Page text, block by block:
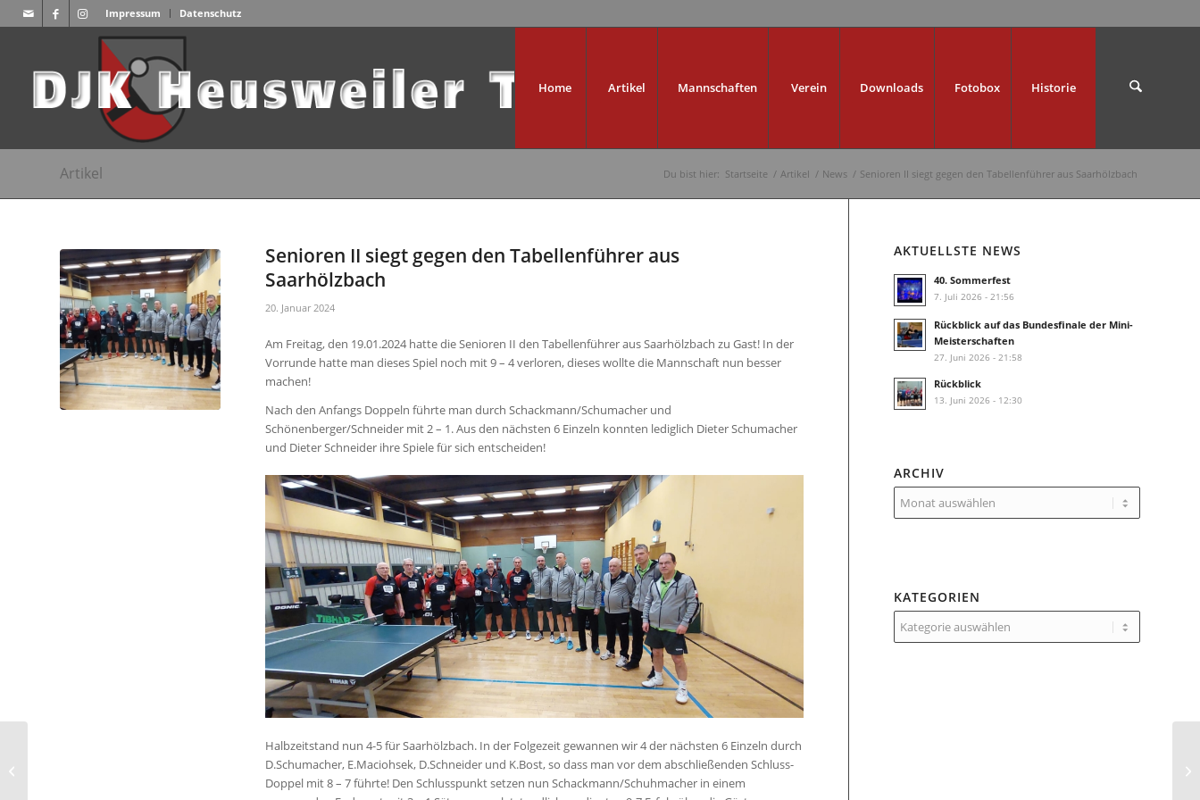
Impressum Datenschutz
Home Artikel Mannschaften Verein Downloads Fotobox Historie
Artikel Du bist hier: Startseite / Artikel / News / Senioren II siegt gegen den Tabellenführer aus Saarhölzbach
Senioren II siegt gegen den Tabellenführer aus
Saarhölzbach
20. Januar 2024
Am Freitag, den 19.01.2024 hatte die Senioren II den Tabellenführer aus Saarhölzbach zu Gast! In der
Vorrunde hatte man dieses Spiel noch mit 9 – 4 verloren, dieses wollte die Mannschaft nun besser
machen!
Nach den Anfangs Doppeln führte man durch Schackmann/Schumacher und
Schönenberger/Schneider mit 2 – 1. Aus den nächsten 6 Einzeln konnten lediglich Dieter Schumacher
und Dieter Schneider ihre Spiele für sich entscheiden!
Halbzeitstand nun 4-5 für Saarhölzbach. In der Folgezeit gewannen wir 4 der nächsten 6 Einzeln durch
D.Schumacher, E.Maciohsek, D.Schneider und K.Bost, so dass man vor dem abschließenden Schluss-
Doppel mit 8 – 7 führte! Den Schlusspunkt setzen nun Schackmann/Schuhmacher in einem
AKTUELLSTE NEWS
40. Sommerfest
7. Juli 2026 - 21:56
Rückblick auf das Bundesfinale der Mini-
Meisterschaften
27. Juni 2026 - 21:58
Rückblick
13. Juni 2026 - 12:30
ARCHIV
KATEGORIEN
Kategorien